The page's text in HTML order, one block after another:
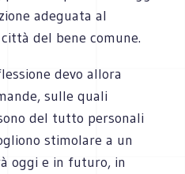
adeguata al
del bene comune.
devo allora
sulle quali
del tutto personali
stimolare a un
oggi e in futuro, in